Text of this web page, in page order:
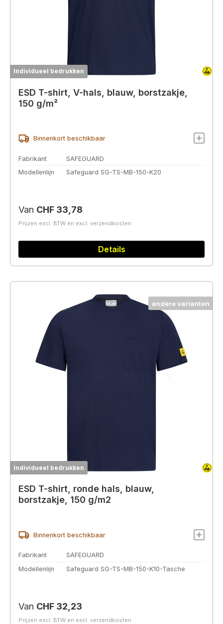
Individueel bedrukken
ESD T-shirt, V-hals, blauw, borstzakje,
150 g/m²
Binnenkort beschikbaar
Fabrikant
SAFEGUARD
Modellenlijn
Safeguard SG-TS-MB-150-K20
Normale prijs:
Van CHF 33,78
Prijzen excl. BTW en excl. verzendkosten
Details
andere varianten
Individueel bedrukken
ESD T-shirt, ronde hals, blauw,
borstzakje, 150 g/m2
Binnenkort beschikbaar
Fabrikant
SAFEGUARD
Modellenlijn
Safeguard SG-TS-MB-150-K10-Tasche
Normale prijs:
Van CHF 32,23
Prijzen excl. BTW en excl. verzendkosten